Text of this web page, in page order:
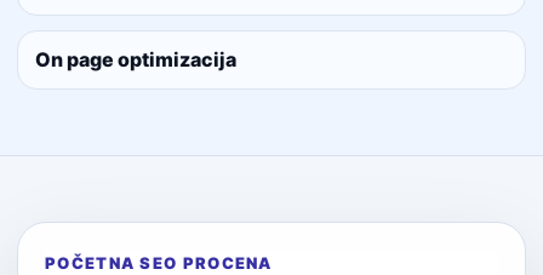
On page optimizacija
POČETNA SEO PROCENA